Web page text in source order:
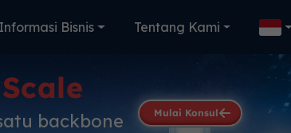
Informasi Bisnis Tentang Kami
backbone
Mulai Konsul